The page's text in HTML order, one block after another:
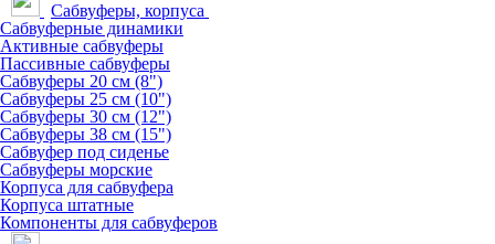
Сабвуферы, корпуса
Сабвуферные динамики
Активные сабвуферы
Пассивные сабвуферы
Сабвуферы 20 см (8")
Сабвуферы 25 см (10")
Сабвуферы 30 см (12")
Сабвуферы 38 см (15")
Сабвуфер под сиденье
Сабвуферы морские
Корпуса для сабвуфера
Корпуса штатные
Компоненты для сабвуферов